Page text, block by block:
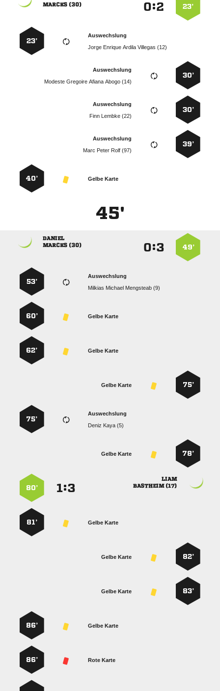
23’
:
 
Auswechslung
    
23’
30’
Auswechslung
    
30’
Auswechslung
  
39’
Auswechslung
   
Gelbe Karte
40’
45'
49’
:

 
Auswechslung
   
53’
Gelbe Karte
60’
Gelbe Karte
62’
75’
Gelbe Karte
Auswechslung
  
75’
78’
Gelbe Karte

 
:
80’
Gelbe Karte
81’
82’
Gelbe Karte
83’
Gelbe Karte
Gelbe Karte
86’
Rote Karte
86’